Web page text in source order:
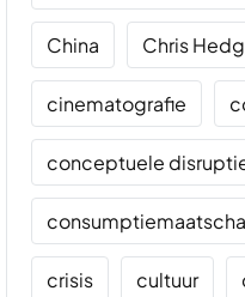
China Chris
cinematografie
conceptuele
crisis cultuur